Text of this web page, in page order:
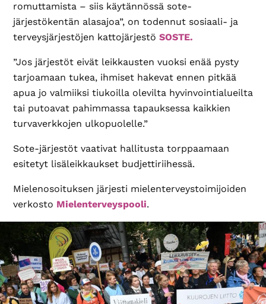
romuttamista – siis käytännössä sote-
järjestökentän alasajoa”, on todennut sosiaali- ja
terveysjärjestöjen kattojärjestö SOSTE.
”Jos järjestöt eivät leikkausten vuoksi enää pysty
tarjoamaan tukea, ihmiset hakevat ennen pitkää
apua jo valmiiksi tiukoilla olevilta hyvinvointialueilta
tai putoavat pahimmassa tapauksessa kaikkien
turvaverkkojen ulkopuolelle.”
Sote-järjestöt vaativat hallitusta torppaamaan
esitetyt lisäleikkaukset budjettiriihessä.
Mielenosoituksen järjesti mielenterveystoimijoiden
verkosto Mielenterveyspooli.